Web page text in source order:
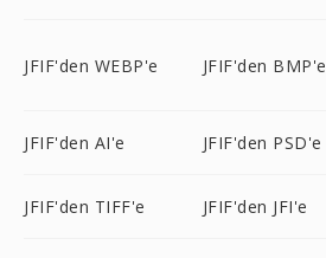
JFIF'den WEBP'e JFIF'den BMP'e
JFIF'den AI'e JFIF'den PSD'e
JFIF'den TIFF'e JFIF'den JFI'e